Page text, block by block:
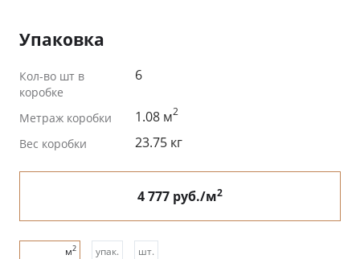
Упаковка
Кол-во шт в
коробке
6
Метраж коробки 1.08 м2
Вес коробки 23.75 кг
4 777 руб./м2
м2 упак. шт.